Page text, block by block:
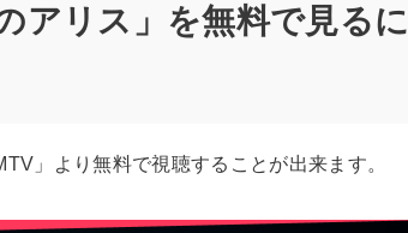
アリス」を無料で見るに
」より無料で視聴することが出来ます。